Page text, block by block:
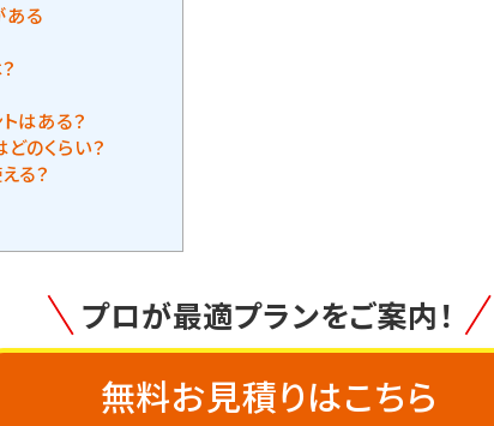
ある
はある？
のくらい？
る？
プロが最適プランをご案内！
無料お見積りはこちら